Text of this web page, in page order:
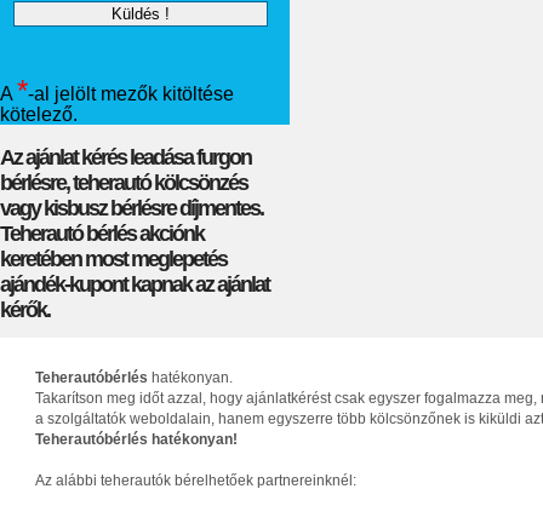
A *-al jelölt mezők kitöltése
kötelező.
Az ajánlat kérés leadása furgon
bérlésre, teherautó kölcsönzés
vagy kisbusz bérlésre díjmentes.
Teherautó bérlés akciónk
keretében most meglepetés
ajándék-kupont kapnak az ajánlat
kérők.
Teherautóbérlés hatékonyan.
Takarítson meg időt azzal, hogy ajánlatkérést csak egyszer fogalmazza
a szolgáltatók weboldalain, hanem egyszerre több kölcsönzőnek is kiküldi
Teherautóbérlés hatékonyan!
Az alábbi teherautók bérelhetőek partnereinknél: